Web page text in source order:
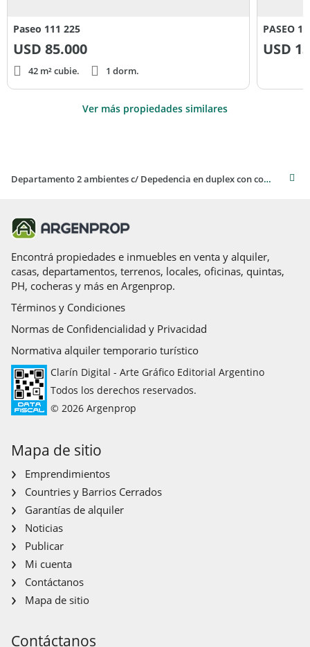
Paseo 111 225
USD 85.000
42 m² cubie. 1 dorm.
PASEO
USD
Ver más propiedades similares
Departamento 2 ambientes c/ Depedencia en duplex con cochera - Zona Centro de Villa Gesell
Encontrá propiedades e inmuebles en venta y alquiler,
casas, departamentos, terrenos, locales, oficinas, quintas,
PH, cocheras y más en Argenprop.
Términos y Condiciones
Normas de Confidencialidad y Privacidad
Normativa alquiler temporario turístico
Clarín Digital - Arte Gráfico Editorial Argentino
Todos los derechos reservados.
© 2026 Argenprop
Mapa de sitio
Emprendimientos
Countries y Barrios Cerrados
Garantías de alquiler
Noticias
Publicar
Mi cuenta
Contáctanos
Mapa de sitio
Contáctanos